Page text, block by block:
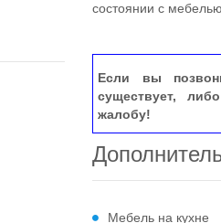
состоянии с
Если вы
существует,
жалобу!
Мебель на кухне